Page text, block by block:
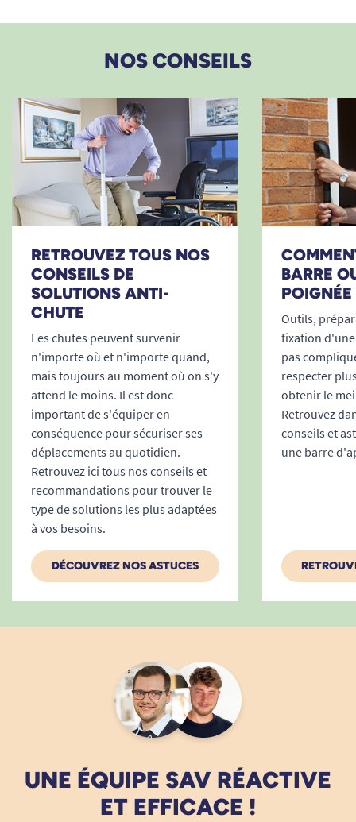
NOS CONSEILS
RETROUVEZ TOUS NOS
CONSEILS DE
SOLUTIONS ANTI-
CHUTE
Les chutes peuvent survenir
n'importe où et n'importe quand,
mais toujours au moment où on s'y
attend le moins. Il est donc
important de s'équiper en
conséquence pour sécuriser ses
déplacements au quotidien.
Retrouvez ici tous nos conseils et
recommandations pour trouver le
type de solutions les plus adaptées
à vos besoins.
DÉCOUVREZ NOS ASTUCES
BARRE
Outils,
fixation
pas
respecter
obtenir le
Retrouvez
conseils et
une barre
UNE ÉQUIPE SAV RÉACTIVE
ET EFFICACE !